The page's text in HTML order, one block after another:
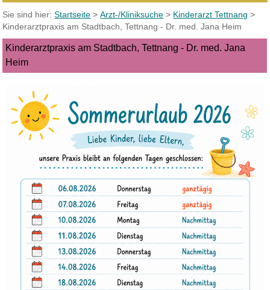
Sie sind hier:Startseite >Arzt-/Kliniksuche > Kinderarzt Tettnang >
Kinderarztpraxis am Stadtbach, Tettnang - Dr. med. Jana Heim
Kinderarztpraxis am Stadtbach, Tettnang - Dr. med. Jana
Heim